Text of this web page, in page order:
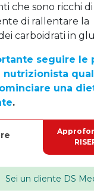
che sono ricchi
di rallentare la
carboidrati in
seguire le
una
.
Sei un cliente DS